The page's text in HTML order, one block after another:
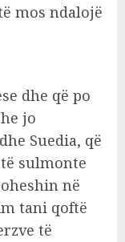
mos ndalojë
dhe që po
jo
Suedia, që
sulmonte
në
tani qoftë
të